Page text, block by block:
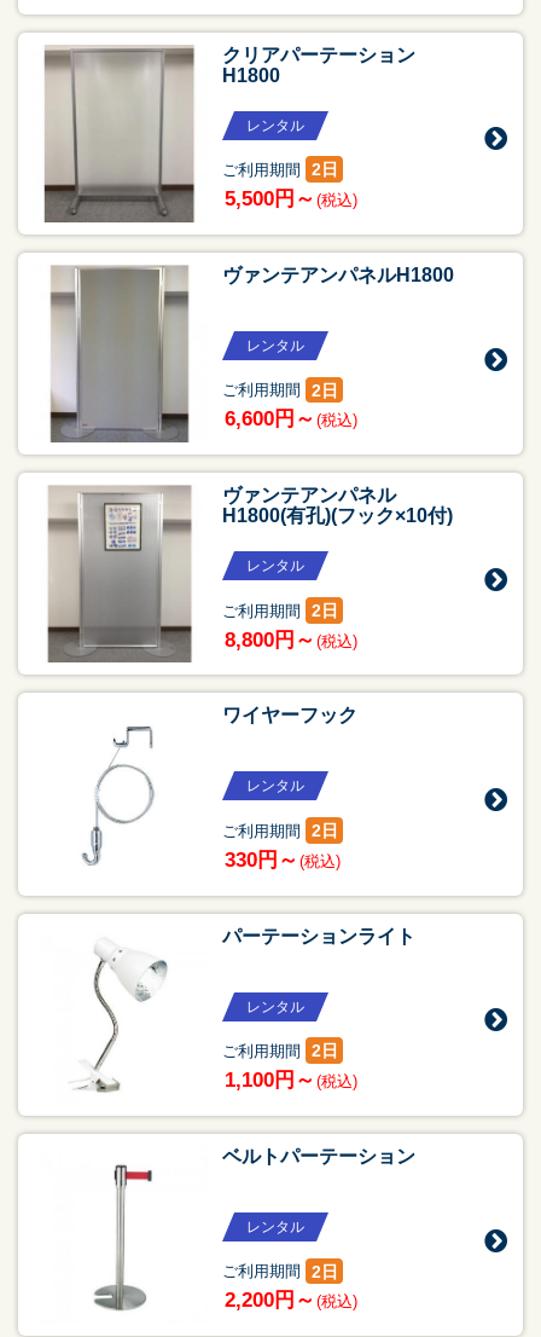
クリアパーテーション
H1800
レンタル
ご利用期間 2日
5,500円～ (税込)
ヴァンテアンパネルH1800
レンタル
ご利用期間 2日
6,600円～ (税込)
ヴァンテアンパネル
H1800(有孔)(フック×10付)
レンタル
ご利用期間 2日
8,800円～ (税込)
ワイヤーフック
レンタル
ご利用期間 2日
330円～ (税込)
パーテーションライト
レンタル
ご利用期間 2日
1,100円～ (税込)
ベルトパーテーション
レンタル
ご利用期間 2日
2,200円～ (税込)